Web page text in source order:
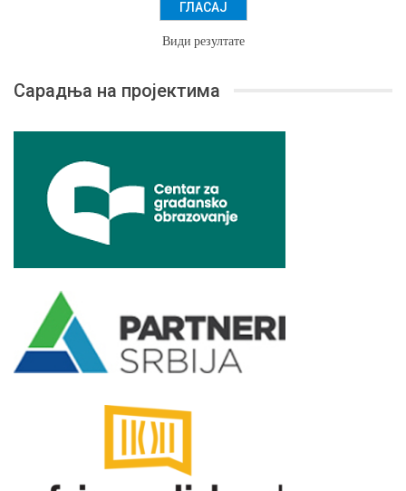
Види резултате
Сарадња на пројектима